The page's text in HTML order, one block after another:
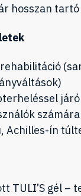
hosszan
számára
Achilles-ín
TULI’S gél –